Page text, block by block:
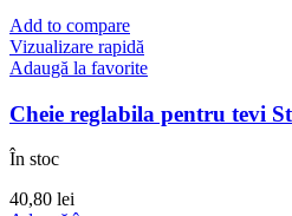
Add to compare
Vizualizare rapidă
Adaugă la favorite
Cheie reglabila pentru tevi
În stoc
40,80 lei